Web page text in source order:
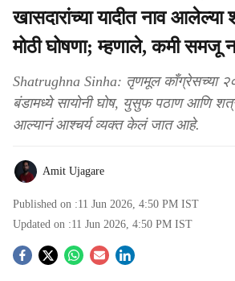
खासदारांच्या यादीत नाव आलेल्या
मोठी घोषणा; म्हणाले, कमी समजू
Shatrughna Sinha: तृणमूल काँग्रेसच्या
बंडामध्ये सायोनी घोष, युसुफ पठाण आणि
आल्यानं आश्चर्य व्यक्त केलं जात आहे.
Amit Ujagare
Published on :11 Jun 2026, 4:50 PM IST
Updated on :11 Jun 2026, 4:50 PM IST
S